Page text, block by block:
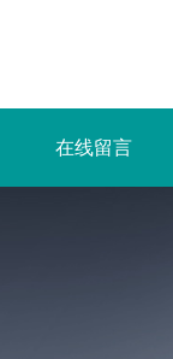
在线留言